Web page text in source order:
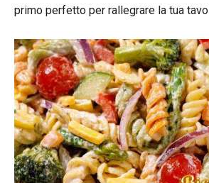
primo perfetto per rallegrare la tua